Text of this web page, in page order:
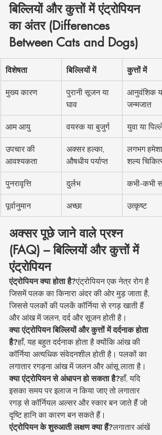
बिल्लियों और कुत्तों में एंट्रोपियन
का अंतर (Differences
Between Cats and Dogs)
विशेषता बिल्लियों में कुत्तों में
मुख्य कारण
पुरानी सूजन या
घाव
आनुवंशिक या
जन्मजात
आम आयु वयस्क या बुजुर्ग युवा या पिल्ले
उपचार की
आवश्यकता
अक्सर हल्का,
औषधीय पर्याप्त
लगभग हमेशा
शल्य चिकित्सा
पुनरावृत्ति दुर्लभ कभी-कभी
पूर्वानुमान अच्छा उत्कृष्ट
अक्सर पूछे जाने वाले प्रश्न
(FAQ) – बिल्लियों और कुत्तों में
एंट्रोपियन
एंट्रोपियन क्या होता है?एंट्रोपियन एक नेत्र रोग है
जिसमें पलक का किनारा अंदर की ओर मुड़ जाता है,
जिससे पलकों की पलकें कॉर्निया से रगड़ खाती हैं
और आंख में जलन, दर्द और सूजन होती है।
क्या एंट्रोपियन बिल्लियों और कुत्तों में दर्दनाक होता
है?हाँ, यह बहुत दर्दनाक होता है क्योंकि आंख की
कॉर्निया अत्यधिक संवेदनशील होती है। पलकों का
लगातार रगड़ना आंख में जलन और आंसू लाता है।
क्या एंट्रोपियन से अंधापन हो सकता है?हाँ, यदि
इसका समय पर इलाज न किया जाए तो लगातार
रगड़ से कॉर्नियल अल्सर और स्कार बन जाते हैं जो
दृष्टि हानि का कारण बन सकते हैं।
एंट्रोपियन के शुरुआती लक्षण क्या हैं?लगातार आंखें